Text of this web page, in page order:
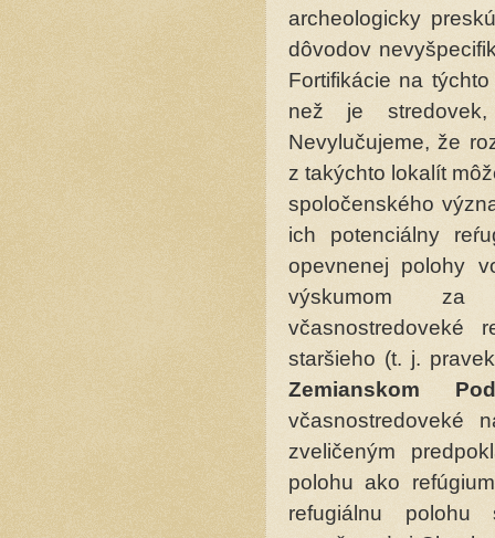
archeologicky
dôvodov
Fortifikácie na
než je
Nevylučujeme, že
z takýchto lokalít
spoločenského
ich potenciálny
opevnenej polohy
výskumom za
včasnostredoveké
staršieho (t. j.
Zemianskom
včasnostredoveké
zveličeným
polohu ako
refugiálnu polohu